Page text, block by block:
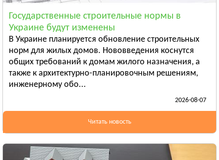
Запорожье
Энергодар
Бердянск
Смотреть всё
ИВАНО-ФРАНКОВСКАЯ ОБЛАСТЬ
Ивано-Франковск
Болехов
Смотреть всё
Тараща
Государственные строительные нормы в
Украине будут изменены
В Украине планируется обновление строительных
норм для жилых домов. Нововведения коснутся
общих требований к домам жилого назначения, а
также к архитектурно-планировочным решениям,
инженерному обо...
2026-08-07
Читать новость